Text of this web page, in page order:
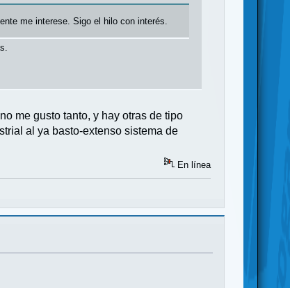
me interese. Sigo el hilo con interés.
me gusto tanto, y hay otras de tipo
al ya basto-extenso sistema de
En línea